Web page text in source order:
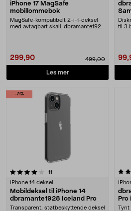
iPhone 17 MagSafe
mobillommebok
MagSafe-kompatibelt 2-i-1-deksel
med avtagbart skall. dbramante1928
299,90 499,00
Les mer
til 3
-71%
11
iPhone 14 deksel
Mobildeksel til iPhone 14
dbramante1928 Iceland Pro
Transparent, støtbeskyttende deksel
4.5 av 5 stjerner
Pro
Tynt